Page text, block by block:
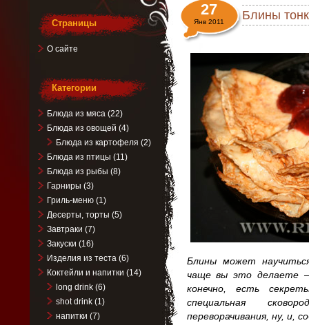
Блины
27
Янв 2011
Блины может
чаще вы это делаете
конечно, есть
специальная
переворачивания, ну, и,
Страницы
О сайте
Категории
Блюда из мяса(22)
Блюда из овощей (4)
Блюда из картофеля (2)
Блюда из птицы (11)
Блюда из рыбы (8)
Гарниры (3)
Гриль-меню(1)
Десерты, торты (5)
Завтраки (7)
Закуски (16)
Изделия из теста(6)
Коктейли и напитки (14)
long drink(6)
shot drink(1)
напитки (7)